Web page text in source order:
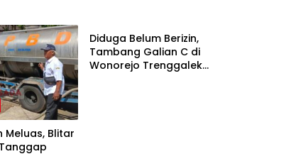
Meluas, Blitar
Diduga Belum Berizin,
Tambang Galian C di
Wonorejo Trenggalek